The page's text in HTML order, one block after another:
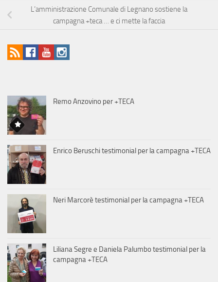
L’amministrazione Comunale di Legnano sostiene la
campagna +teca … e ci mette la faccia
Remo Anzovino per +TECA
Enrico Beruschi testimonial per la campagna +TECA
Neri Marcorè testimonial per la campagna +TECA
Liliana Segre e Daniela Palumbo testimonial per la
campagna +TECA